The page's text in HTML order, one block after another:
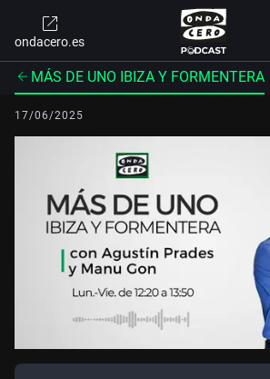
ondacero.es
MÁS DE UNO IBIZA Y FORMENTERA
17/06/2025